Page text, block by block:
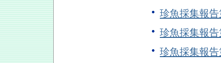
珍魚採集
珍魚採集
珍魚採集